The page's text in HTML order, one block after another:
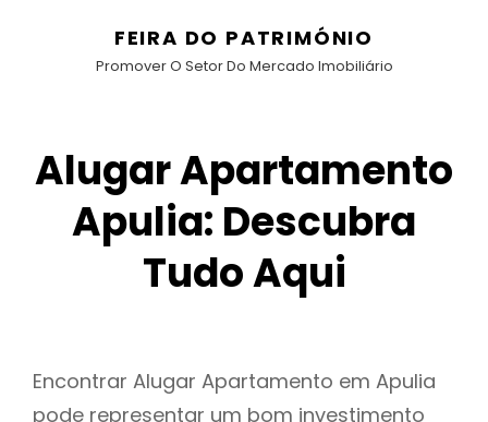
FEIRA DO PATRIMÓNIO
Promover O Setor Do Mercado Imobiliário
Alugar Apartamento
Apulia: Descubra
Tudo Aqui
Encontrar Alugar Apartamento em Apulia
pode representar um bom investimento